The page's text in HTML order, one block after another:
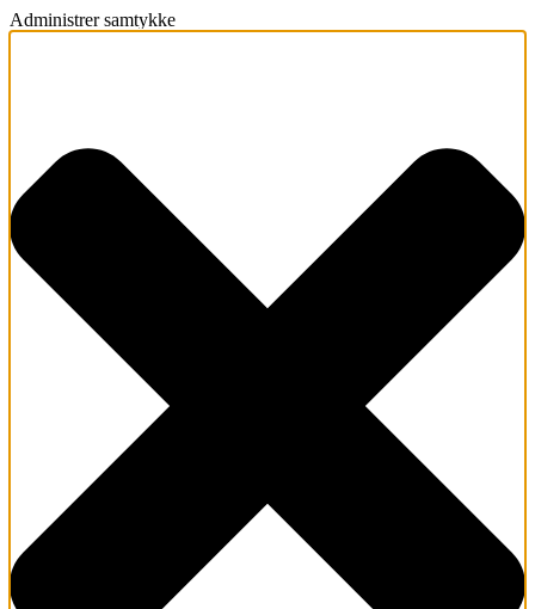
Administrer samtykke